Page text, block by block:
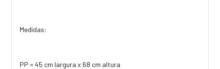
Medidas:
PP = 45 cm largura x 68 cm altura